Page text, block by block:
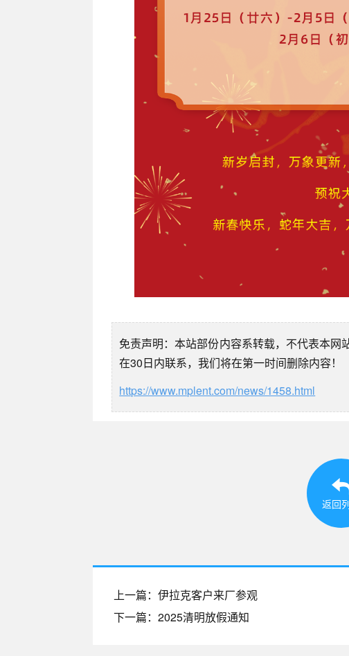
免责声明：本站部份内容系转载，不代表本
在30日内联系，我们将在第一时间删除内容！
https://www.mplent.com/news/1458.html
返回
上一篇：伊拉克客户来厂参观
下一篇：2025清明放假通知